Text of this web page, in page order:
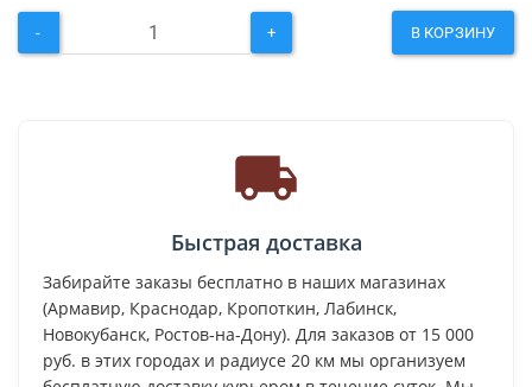
- + В КОРЗИНУ
Быстрая доставка
Забирайте заказы бесплатно в наших магазинах
(Армавир, Краснодар, Кропоткин, Лабинск,
Новокубанск, Ростов-на-Дону). Для заказов от 15 000
руб. в этих городах и радиусе 20 км мы организуем